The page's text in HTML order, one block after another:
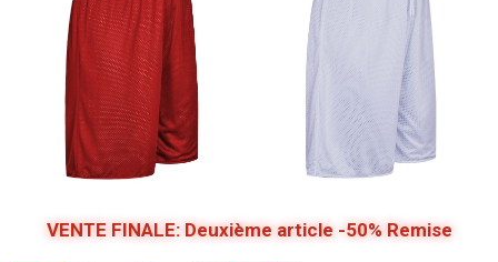
VENTE FINALE: Deuxième article -50% Remise